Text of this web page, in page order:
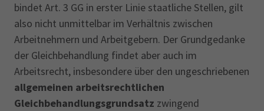
bindet Art. 3 GG in erster Linie staatliche Stellen, gilt
also nicht unmittelbar im Verhältnis zwischen
Arbeitnehmern und Arbeitgebern. Der Grundgedanke
der Gleichbehandlung findet aber auch im
Arbeitsrecht, insbesondere über den ungeschriebenen
allgemeinen arbeitsrechtlichen
Gleichbehandlungsgrundsatz zwingend